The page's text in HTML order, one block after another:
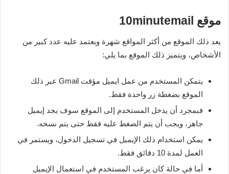
موقع 10 minutemail
يعد ذلك الموقع من أكثر المواقع شهرة ويعتمد عليه عدد كبير من
الأشخاص، ويتميز ذلك الموقع بما يلي:
يتمكن المستخدم من عمل ايميل مؤقت Gmail عبر ذلك
الموقع بضغطة زر واحدة فقط.
فبمجرد أن يدخل المستخدم إلى الموقع سوف يجد إيميل
جاهز، ويجب أن يتم الضغط عليه فقط حتى يتم نسخه.
يمكن استخدام ذلك الإيميل في تسجيل الدخول، ويستمر في
العمل لمدة 10 دقائق فقط.
أما في حالة كان يرغب المستخدم في استعمال الإيميل